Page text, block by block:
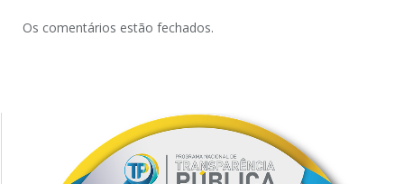
Os comentários estão fechados.